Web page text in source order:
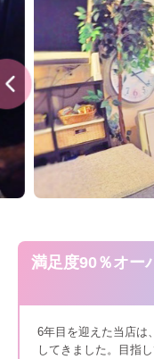
満足度90％オー
6年目を迎えた当店は
してきました。目指